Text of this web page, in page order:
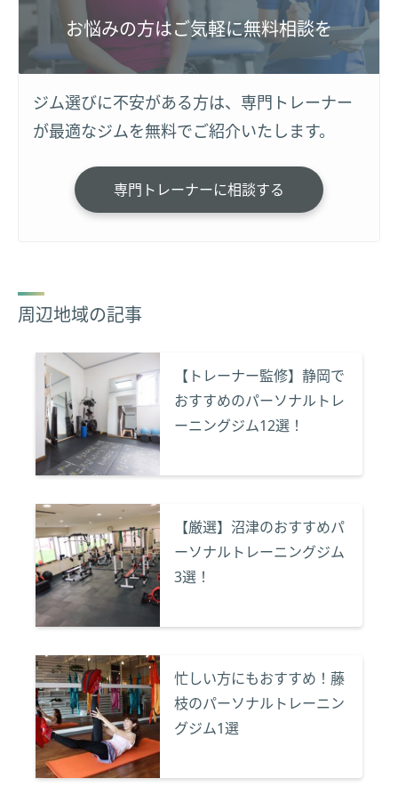
お悩みの方はご気軽に無料相談を
ジム選びに不安がある方は、専門トレーナー
が最適なジムを無料でご紹介いたします。
専門トレーナーに相談する
周辺地域の記事
【トレーナー監修】静岡で
おすすめのパーソナルトレ
ーニングジム12選！
【厳選】沼津のおすすめパ
ーソナルトレーニングジム
3選！
忙しい方にもおすすめ！藤
枝のパーソナルトレーニン
グジム1選